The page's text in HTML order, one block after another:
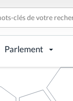
Parlement